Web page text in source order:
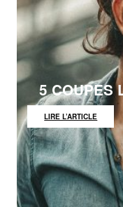
5 COUPES
LIRE L’ARTICLE
5
HOMME
2026